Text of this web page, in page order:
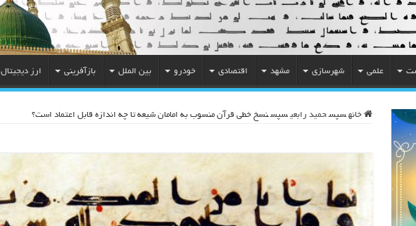
علمی شهرسازی مشهد اقتصادی خودرو بین الملل بازآفرینی ارز دیجیتال
خانه سپس حمید رابعی سپس نسخ خطی قرآن منسوب به امامان شیعه تا چه اندازه قابل اعتماد است؟